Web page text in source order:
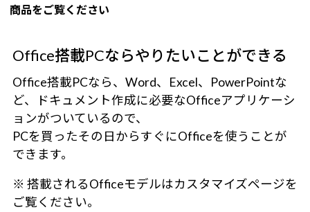
商品をご覧ください
Office搭載PCならやりたいことができる
Office搭載PCなら、Word、Excel、PowerPointな
ど、ドキュメント作成に必要なOfficeアプリケーシ
ョンがついているので、
PCを買ったその日からすぐにOfficeを使うことが
できます。
※ 搭載されるOfficeモデルはカスタマイズページを
ご覧ください。